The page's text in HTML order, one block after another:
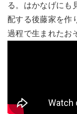
る。はかなげにも
配する後藤家を
過程で生まれたお